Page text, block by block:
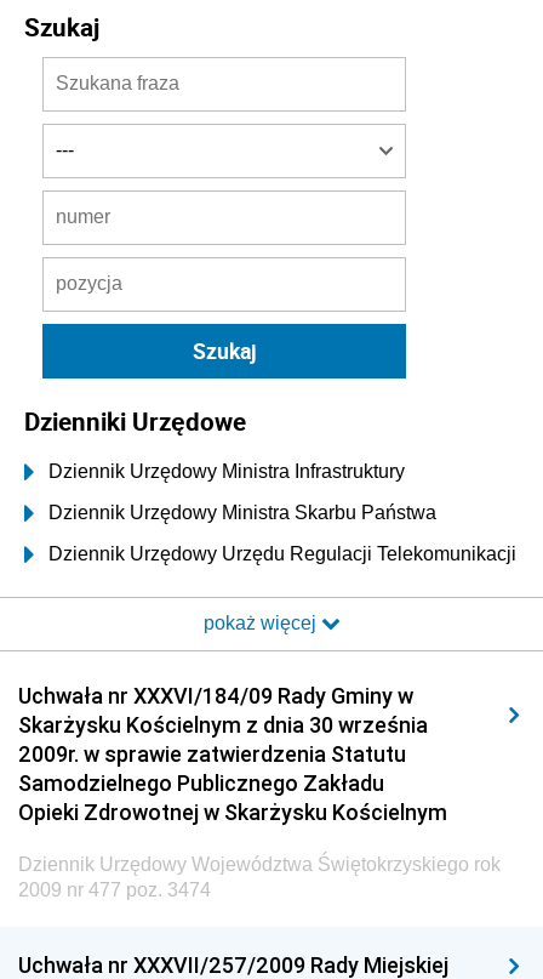
Szukaj
Dzienniki Urzędowe
Dziennik Urzędowy Ministra Infrastruktury
Dziennik Urzędowy Ministra Skarbu Państwa
Dziennik Urzędowy Urzędu Regulacji Telekomunikacji
Dziennik Urzędowy Ministra Transportu i Budownictwa
Elektronicznej
Dziennik Urzędowy Ministra Spraw Wewnętrznych i
Administracji
Dziennik Urzędowy Ministra Transportu
Dziennik Urzędowy Ministra Budownictwa
Dziennik Urzędowy Ministra Nauki i Szkolnictwa
Dziennik Urzędowy Głównego Urzędu Miar
pokaż więcej
Uchwała nr XXXVI/184/09 Rady Gminy w
Skarżysku Kościelnym z dnia 30 września
2009r. w sprawie zatwierdzenia Statutu
Samodzielnego Publicznego Zakładu
Opieki Zdrowotnej w Skarżysku Kościelnym
Dziennik Urzędowy Województwa Świętokrzyskiego rok
2009 nr 477 poz. 3474
Uchwała nr XXXVII/257/2009 Rady Miejskiej